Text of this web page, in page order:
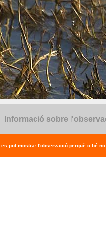
Informació sobre
es pot mostrar l'observació perquè o bé